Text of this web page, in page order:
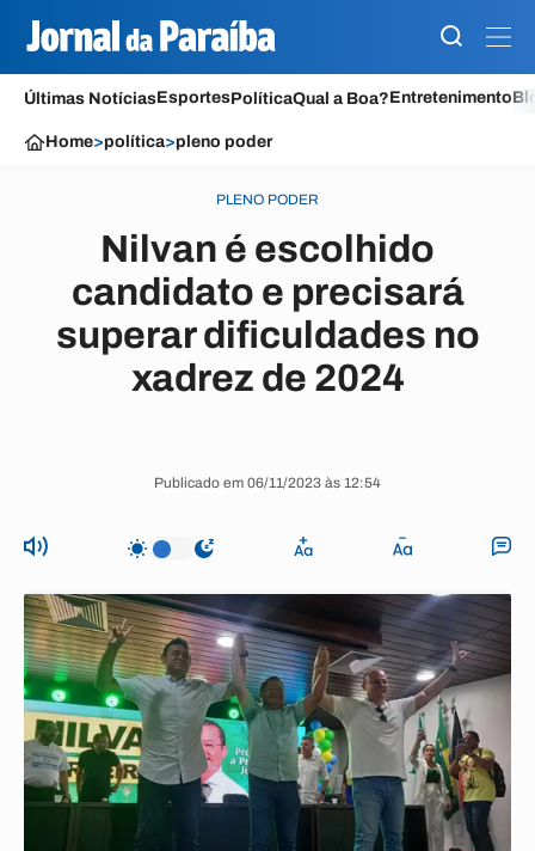
Últimas NotíciasEsportesPolíticaQual a Boa?Entretenimento
Home>política>pleno poder
PLENO PODER
Nilvan é escolhido
candidato e precisará
superar dificuldades no
xadrez de 2024
Publicado em 06/11/2023 às 12:54